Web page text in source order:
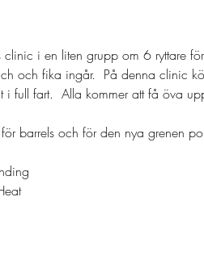
clinic i en liten grupp om 6 ryttare
och fika ingår.  På denna clinic
full fart.  Alla kommer att få öva
barrels och för den nya grenen